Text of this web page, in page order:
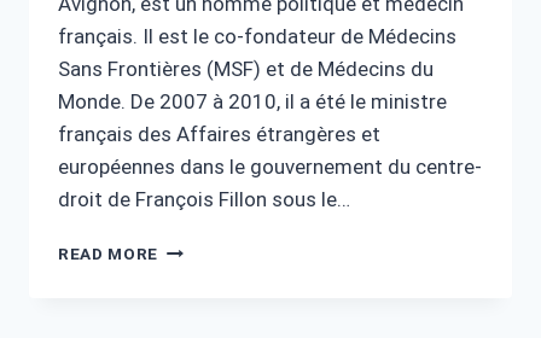
français. Il est le co-fondateur de Médecins
Sans Frontières (MSF) et de Médecins du
Monde. De 2007 à 2010, il a été le ministre
français des Affaires étrangères et
européennes dans le gouvernement du centre-
droit de François Fillon sous le…
READ MORE BERNARD